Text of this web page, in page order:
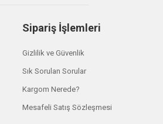
Sipariş İşlemleri
Gizlilik ve Güvenlik
Sık Sorulan Sorular
Kargom Nerede?
Mesafeli Satış Sözleşmesi